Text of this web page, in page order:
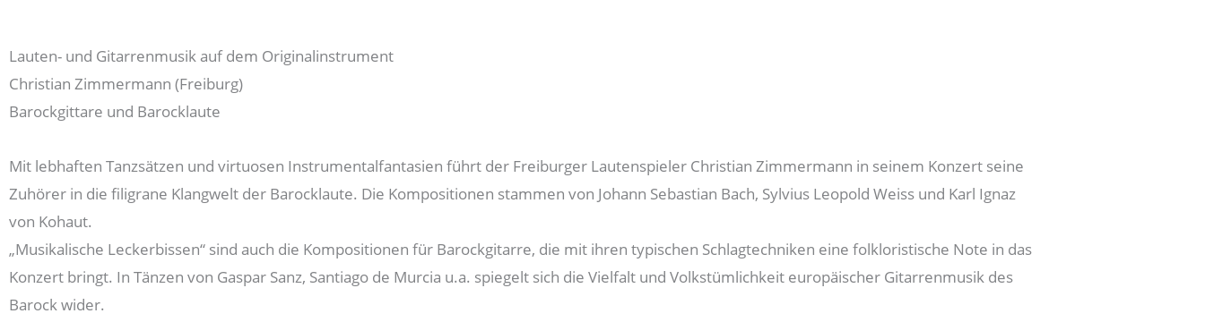
Lauten- und Gitarrenmusik auf dem Originalinstrument
Christian Zimmermann (Freiburg)
Barockgittare und Barocklaute
Mit lebhaften Tanzsätzen und virtuosen Instrumentalfantasien führt der Freiburger Lautenspieler Christian Zimmermann in seinem Konzert seine
Zuhörer in die filigrane Klangwelt der Barocklaute. Die Kompositionen stammen von Johann Sebastian Bach, Sylvius Leopold Weiss und Karl Ignaz
von Kohaut.
„Musikalische Leckerbissen“ sind auch die Kompositionen für Barockgitarre, die mit ihren typischen Schlagtechniken eine folkloristische Note in das
Konzert bringt. In Tänzen von Gaspar Sanz, Santiago de Murcia u.a. spiegelt sich die Vielfalt und Volkstümlichkeit europäischer Gitarrenmusik des
Barock wider.